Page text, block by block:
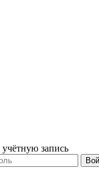
запись